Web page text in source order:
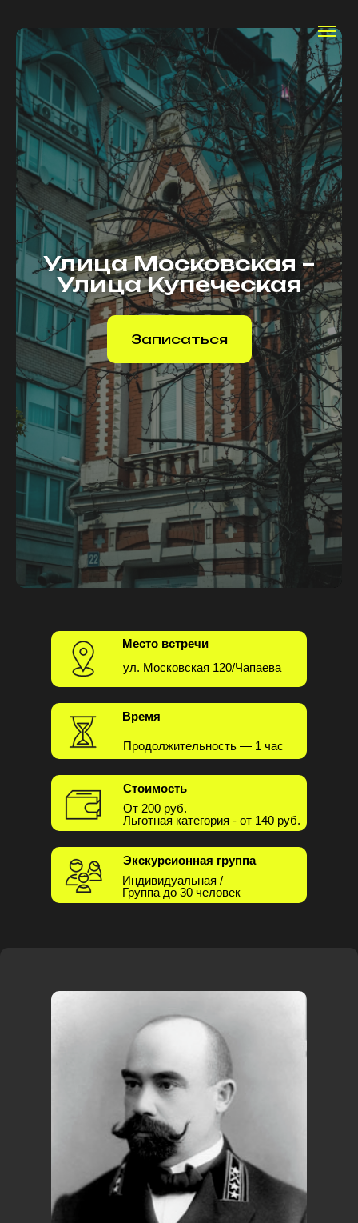
Улица Московская –
Улица Купеческая
Записаться
Индивидуальная /
Группа до 30 человек
Экскурсионная группа
От 200 руб.
Льготная категория - от 140 руб.
Стоимость
Продолжительность — 1 час
Время
ул. Московская 120/Чапаева
Место встречи